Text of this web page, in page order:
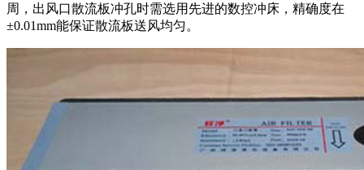
周，出风口散流板冲孔时需选用先进的数控冲床，精确度在
±0.01mm能保证散流板送风均匀。